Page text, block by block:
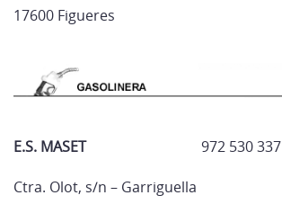
17600 Figueres
E.S. MASET
Ctra. Olot, s/n – Garriguella
972 530 337